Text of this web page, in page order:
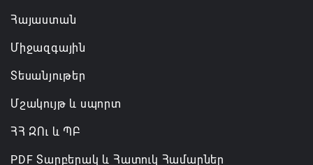
Հայաստան
Միջազգային
Տեսանյութեր
Մշակույթ և սպորտ
ՀՀ ԶՈւ և ՊԲ
PDF Տարբերակ և Հատուկ Համարներ